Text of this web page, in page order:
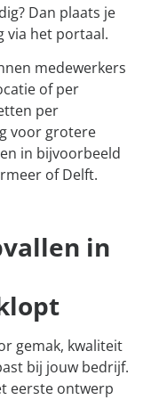
Dan plaats je
via het portaal.
medewerkers
of per
per
voor grotere
in bijvoorbeeld
of Delft.
in
gemak, kwaliteit
bij jouw bedrijf.
eerste ontwerp